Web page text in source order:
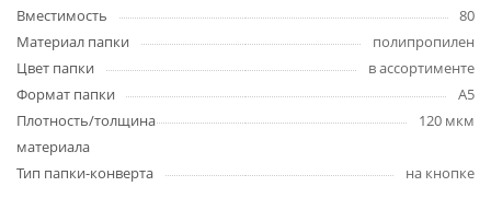
Вместимость
80
Материал папки
полипропилен
Цвет папки
в ассортименте
Формат папки
А5
Плотность/толщина
материала
120 мкм
Тип папки-конверта на кнопке